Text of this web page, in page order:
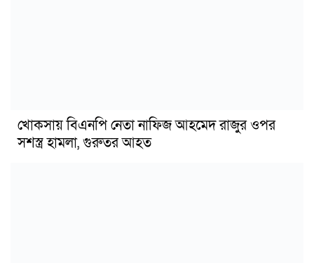
খোকসায় বিএনপি নেতা নাফিজ আহমেদ রাজুর ওপর
সশস্ত্র হামলা, গুরুতর আহত